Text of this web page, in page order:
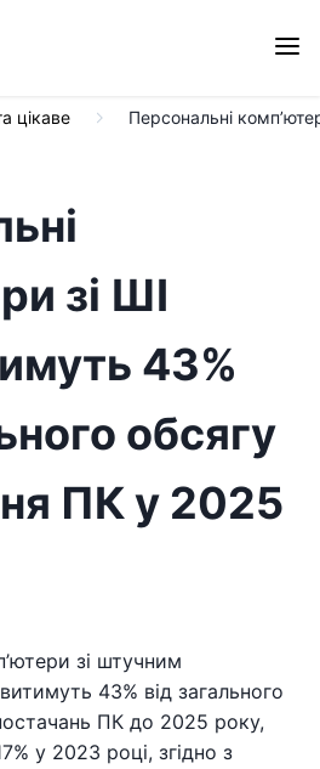
цікаве Персональні
зі ШІ
43%
обсягу
ПК у 2025
зі штучним
43% від загального
ПК до 2025 року,
у 2023 році, згідно з